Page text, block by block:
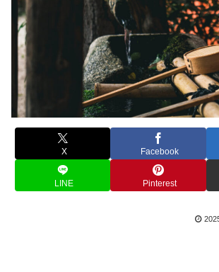
X Facebook
LINE Pinterest